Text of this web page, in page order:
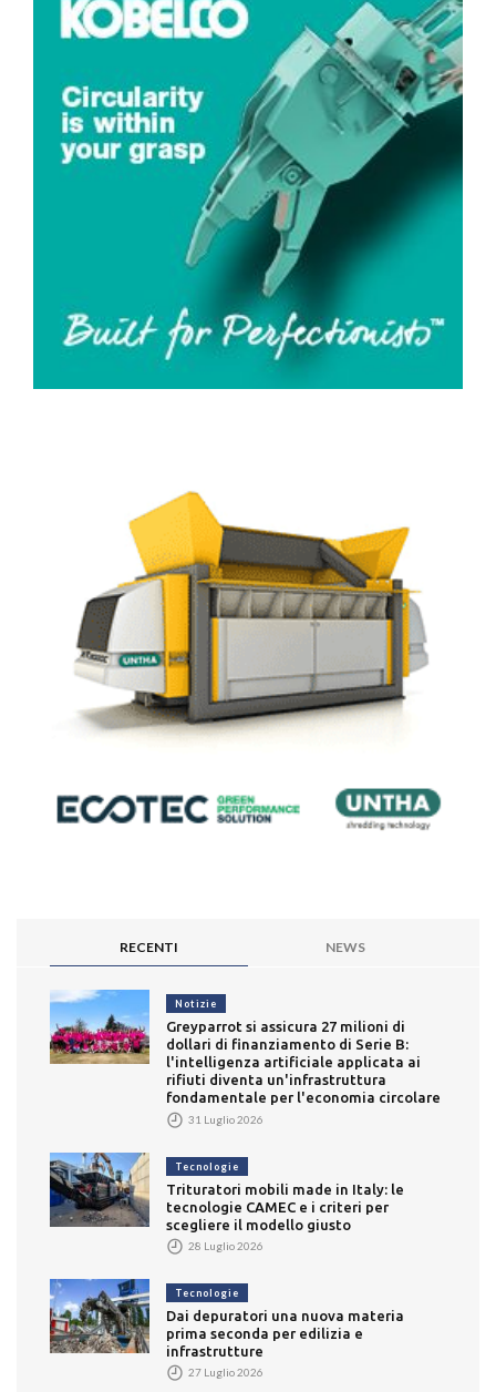
RECENTI NEWS
Notizie
Greyparrot si assicura 27 milioni di
dollari di finanziamento di Serie B:
l'intelligenza artificiale applicata ai
rifiuti diventa un'infrastruttura
fondamentale per l'economia circolare
31 Luglio 2026
Tecnologie
Trituratori mobili made in Italy: le
tecnologie CAMEC e i criteri per
scegliere il modello giusto
28 Luglio 2026
Tecnologie
Dai depuratori una nuova materia
prima seconda per edilizia e
infrastrutture
27 Luglio 2026